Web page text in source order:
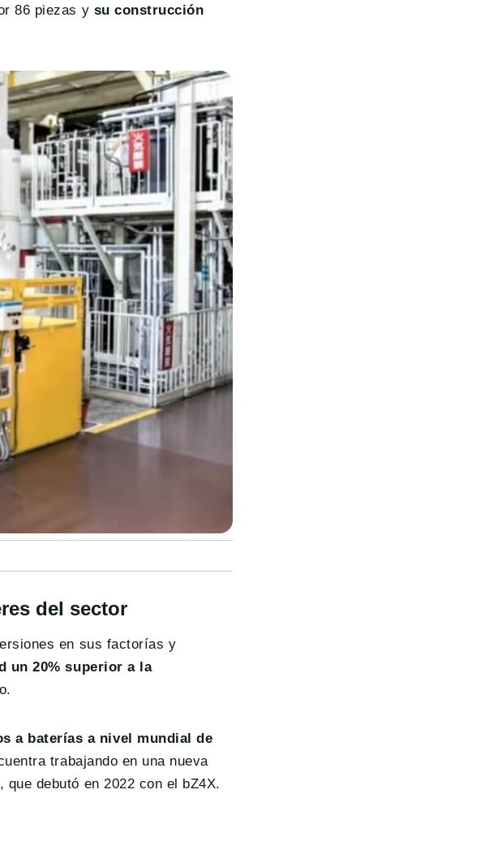
86 piezas y su construcción
del sector
en sus factorías y
un 20% superior a la
a baterías a nivel mundial de
trabajando en una nueva
debutó en 2022 con el bZ4X.